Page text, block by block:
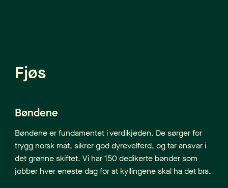
Fjøs
Bøndene
Bøndene er fundamentet i verdikjeden. De sørger for
trygg norsk mat, sikrer god dyrevelferd, og tar ansvar i
det grønne skiftet. Vi har 150 dedikerte bønder som
jobber hver eneste dag for at kyllingene skal ha det bra.